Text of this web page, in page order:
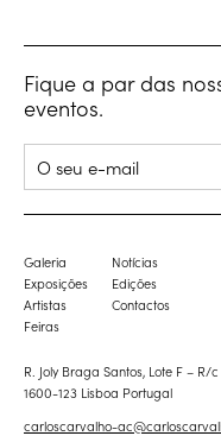
Fique a par das
eventos.
Galeria
Exposições
Artistas
Feiras
Notícias
Edições
Contactos
R. Joly Braga Santos, Lote F – R/c
1600-123 Lisboa Portugal
carloscarvalho-